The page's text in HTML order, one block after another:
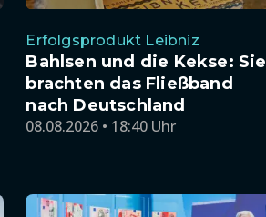
Erfolgsprodukt Leibniz
Bahlsen und die Kekse: Sie
brachten das Fließband
nach Deutschland
08.08.2026 • 18:40 Uhr